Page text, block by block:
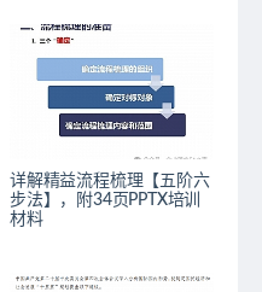
详解精益流程梳理【五阶六
步法】，附34页PPTX培训
材料